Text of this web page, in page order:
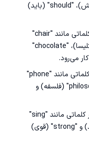
(او)، "shine" (درخشیدن)، "shoe" (کفش)، "should" (باید)
" (صدای "چ"): این حرف ترکیبی در کلماتی مانند "chair"
(صندلی)، "child" (کودک)، "church" (کلیسا)، "chocolate"
" (صدای "ف"): این حرف ترکیبی در کلماتی مانند "phone"
(تلفن)، "photograph" (عکس)، "philosophy" (فلسفه) و
" (صدای "نگ"): این حرف ترکیبی در کلماتی مانند "sing"
(خواندن)، "song" (آهنگ)، "long" (بلند) و "strong" (قوی)